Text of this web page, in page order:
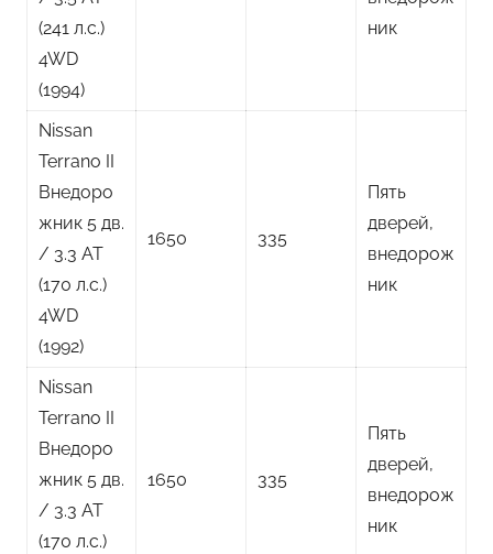
(241 л.с.)
4WD
(1994)
ник
Nissan
Terrano II
Внедоро
жник 5 дв.
/ 3.3 AT
(170 л.с.)
4WD
(1992)
1650 335
Пять
дверей,
внедорож
ник
Nissan
Terrano II
Внедоро
жник 5 дв.
/ 3.3 AT
(170 л.с.)
1650 335
Пять
дверей,
внедорож
ник